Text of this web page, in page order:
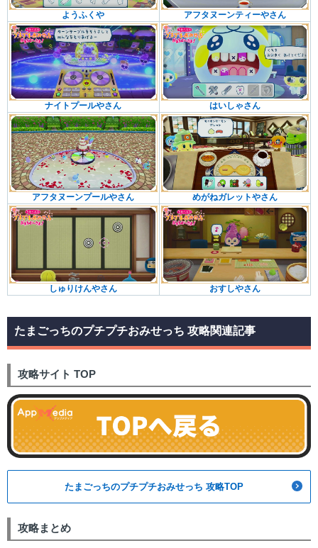
ようふくや アフタヌーンティーやさん
ナイトプールやさん はいしゃさん
アフタヌーンプールやさん めがねガレットやさん
しゅりけんやさん おすしやさん
たまごっちのプチプチおみせっち 攻略関連記事
攻略サイト TOP
たまごっちのプチプチおみせっち 攻略TOP
攻略まとめ